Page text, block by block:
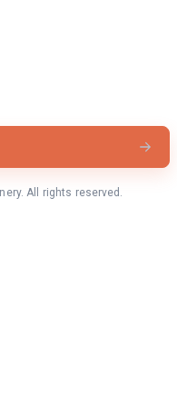
All rights reserved.